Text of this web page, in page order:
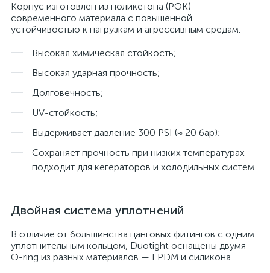
Корпус изготовлен из поликетона (POK) —
современного материала с повышенной
устойчивостью к нагрузкам и агрессивным средам.
Высокая химическая стойкость;
Высокая ударная прочность;
Долговечность;
UV-стойкость;
Выдерживает давление 300 PSI (≈ 20 бар);
Сохраняет прочность при низких температурах —
подходит для кегераторов и холодильных систем.
Двойная система уплотнений
В отличие от большинства цанговых фитингов с одним
уплотнительным кольцом, Duotight оснащены двумя
O-ring из разных материалов — EPDM и силикона.